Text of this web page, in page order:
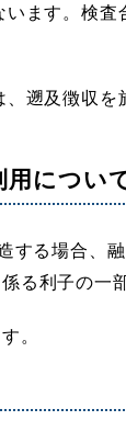
ます。検査
遡及徴収を
用につい
する場合、
る利子の一
。